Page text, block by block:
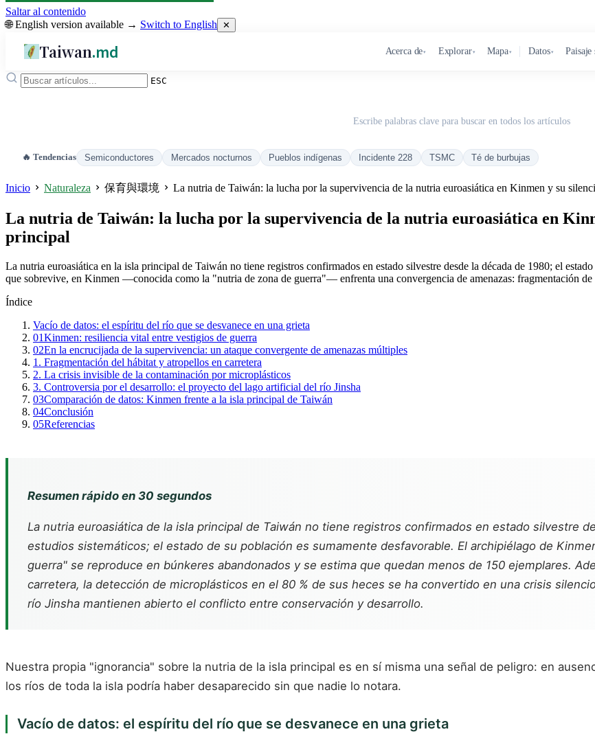
Saltar al contenido
🌐 English version available → Switch to English ✕
Taiwan.md Acerca de▾ Explorar▾ Mapa▾ Datos▾ Paisaje
ESC
Escribe palabras clave para buscar en todos los artículos
🔥 Tendencias Semiconductores Mercados nocturnos Pueblos indígenas Incidente 228 TSMC Té de burbujas
Inicio Naturaleza 保育與環境 La nutria de Taiwán: la lucha por la supervivencia de la nutria euroasiática en Kinmen y su
La nutria de Taiwán: la lucha por la supervivencia de la nutria euroasiática en
principal
La nutria euroasiática en la isla principal de Taiwán no tiene registros confirmados en estado silvestre desde la década de 1980; el
que sobrevive, en Kinmen —conocida como la "nutria de zona de guerra"— enfrenta una convergencia de amenazas: fragmentación
Índice
Vacío de datos: el espíritu del río que se desvanece en una grieta
01Kinmen: resiliencia vital entre vestigios de guerra
02En la encrucijada de la supervivencia: un ataque convergente de amenazas múltiples
1. Fragmentación del hábitat y atropellos en carretera
2. La crisis invisible de la contaminación por microplásticos
3. Controversia por el desarrollo: el proyecto del lago artificial del río Jinsha
03Comparación de datos: Kinmen frente a la isla principal de Taiwán
04Conclusión
05Referencias
Resumen rápido en 30 segundos
La nutria euroasiática de la isla principal de Taiwán no tiene registros confirmados en estado silvestre
estudios sistemáticos; el estado de su población es sumamente desfavorable. El archipiélago de
guerra" se reproduce en búnkeres abandonados y se estima que quedan menos de 150 ejemplares.
carretera, la detección de microplásticos en el 80 % de sus heces se ha convertido en una crisis
río Jinsha mantienen abierto el conflicto entre conservación y desarrollo.
Nuestra propia "ignorancia" sobre la nutria de la isla principal es en sí misma una señal de peligro: en
los ríos de toda la isla podría haber desaparecido sin que nadie lo notara.
Vacío de datos: el espíritu del río que se desvanece en una grieta